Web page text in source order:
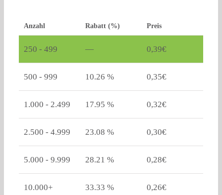
Anzahl Rabatt (%) Preis
250 - 499 — 0,39€
500 - 999 10.26 % 0,35€
1.000 - 2.499 17.95 % 0,32€
2.500 - 4.999 23.08 % 0,30€
5.000 - 9.999 28.21 % 0,28€
10.000+ 33.33 % 0,26€